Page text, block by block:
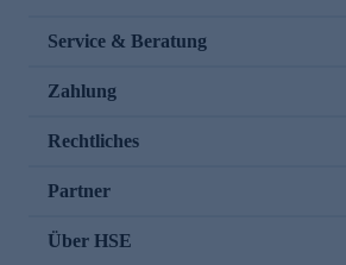
Service & Beratung
Zahlung
Rechtliches
Partner
Über HSE